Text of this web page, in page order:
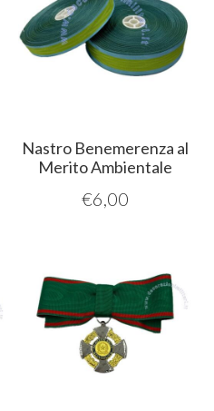
Nastro Benemerenza al
Merito Ambientale
€6,00